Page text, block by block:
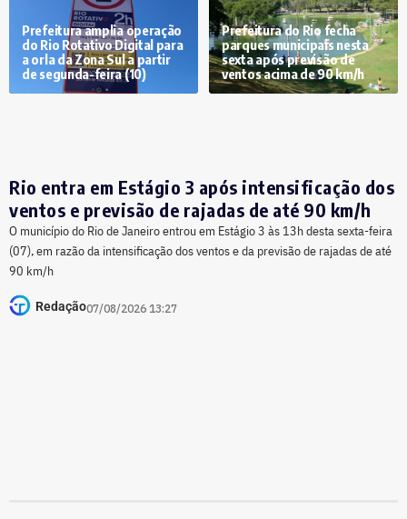
Prefeitura amplia operação
do Rio Rotativo Digital para
a orla da Zona Sul a partir
de segunda-feira (10)
Prefeitura do Rio fecha
parques municipais nesta
sexta após previsão de
ventos acima de 90 km/h
Rio entra em Estágio 3 após intensificação dos
ventos e previsão de rajadas de até 90 km/h
O município do Rio de Janeiro entrou em Estágio 3 às 13h desta sexta-feira
(07), em razão da intensificação dos ventos e da previsão de rajadas de até
90 km/h
Redação07/08/2026 13:27